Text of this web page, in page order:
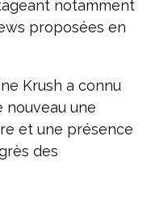
notamment
proposées en
Krush a connu
nouveau une
et une présence
des